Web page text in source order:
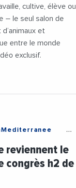
cultive, élève ou
– le seul salon de
et
entre le monde
exclusif.
reviennent le
congrès h2 de